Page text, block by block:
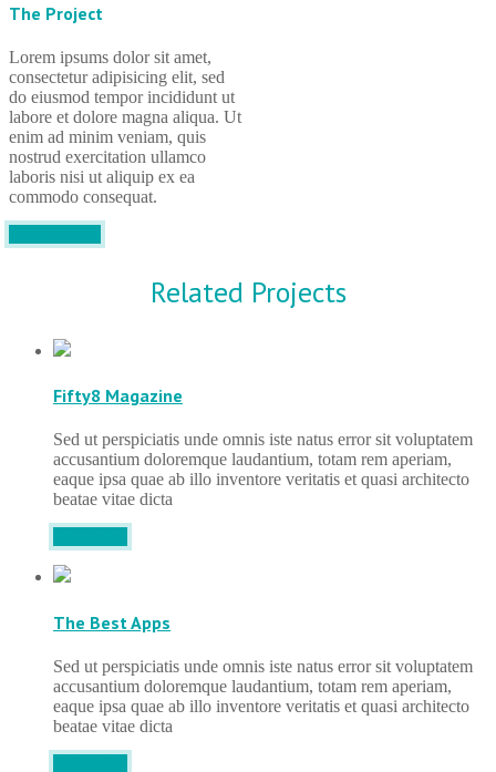
The Project
Lorem ipsums dolor sit amet,
consectetur adipisicing elit, sed
do eiusmod tempor incididunt ut
labore et dolore magna aliqua. Ut
enim ad minim veniam, quis
nostrud exercitation ullamco
laboris nisi ut aliquip ex ea
commodo consequat.
Related Projects
Fifty8 Magazine
Sed ut perspiciatis unde omnis iste natus error sit voluptatem
accusantium doloremque laudantium, totam rem aperiam,
eaque ipsa quae ab illo inventore veritatis et quasi architecto
beatae vitae dicta
The Best Apps
Sed ut perspiciatis unde omnis iste natus error sit voluptatem
accusantium doloremque laudantium, totam rem aperiam,
eaque ipsa quae ab illo inventore veritatis et quasi architecto
beatae vitae dicta